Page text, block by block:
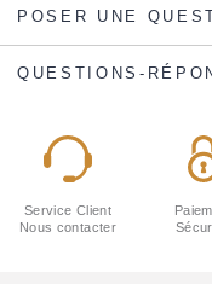
POSER UNE
QUESTIONS-
Service Client
Nous contacter